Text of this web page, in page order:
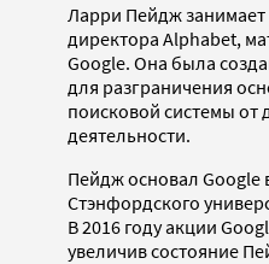
Ларри Пейдж занимает
директора Alphabet,
Google. Она была
для разграничения
поисковой системы от
деятельности.
Пейдж основал Google
Стэнфордского
В 2016 году акции
увеличив состояние